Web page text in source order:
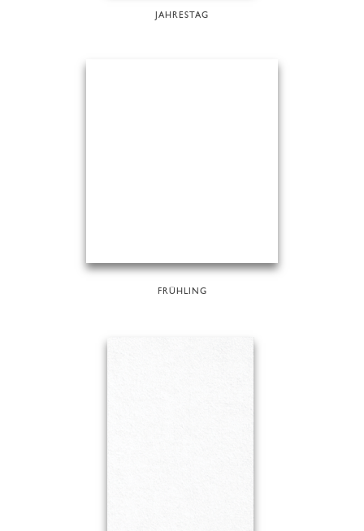
JAHRESTAG
FRÜHLING